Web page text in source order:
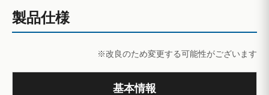
製品仕様
※改良のため変更する可能性がございます
基本情報